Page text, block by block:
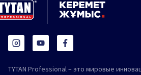
TYTAN Professional – это мировые